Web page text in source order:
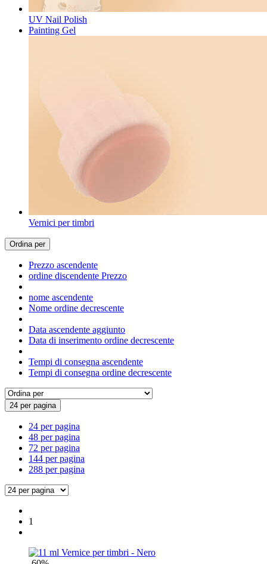
UV Nail Polish
Painting Gel
Vernici per timbri
Ordina per
Prezzo ascendente
ordine discendente Prezzo
nome ascendente
Nome ordine decrescente
Data ascendente aggiunto
Data di inserimento ordine decrescente
Tempi di consegna ascendente
Tempi di consegna ordine decrescente
24 per pagina
24 per pagina
48 per pagina
72 per pagina
144 per pagina
288 per pagina
1